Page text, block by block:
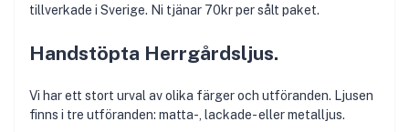
tillverkade i Sverige. Ni tjänar 70kr per sålt paket.
Handstöpta Herrgårdsljus.
Vi har ett stort urval av olika färger och utföranden. Ljusen
finns i tre utföranden: matta-, lackade- eller metalljus.